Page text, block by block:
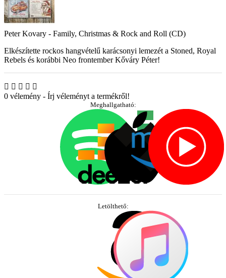
Peter Kovary - Family, Christmas & Rock and Roll (CD)
Elkészítette rockos hangvételű karácsonyi lemezét a Stoned, Royal
Rebels és korábbi Neo frontember Kőváry Péter!
0 vélemény - Írj véleményt a termékről!
Meghallgatható:
Letölthető: